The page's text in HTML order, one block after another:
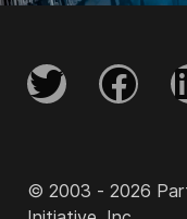
© 2003 - 2026